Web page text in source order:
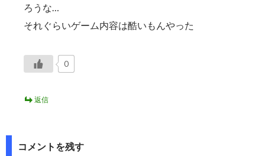
ろうな…
それぐらいゲーム内容は酷いもんやった
0
返信
コメントを残す